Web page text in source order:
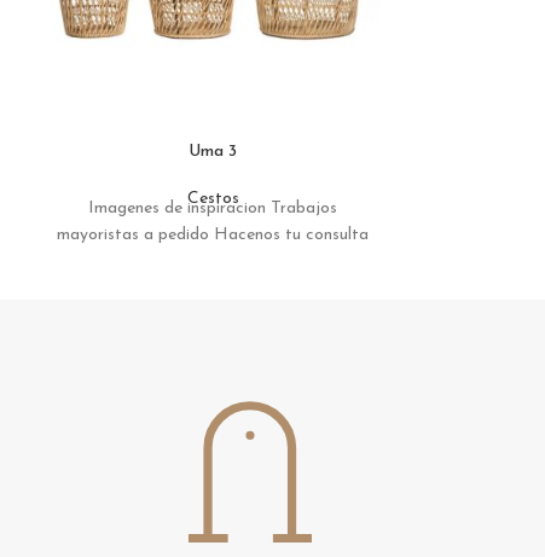
Uma 3
Cestos
Imagenes de inspiracion Trabajos
mayoristas a pedido Hacenos tu consulta